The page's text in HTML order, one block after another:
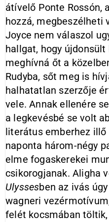
átívelő Ponte Rossón,
hozzá, megbeszélheti
Joyce nem válaszol
hallgat, hogy
meghívná őt a
Rudyba, sőt meg is
halhatatlan szerzője
vele. Annak ellenére
a legkevésbé se volt
literátus emberhez
naponta három-négy
elme fogaskerekei
csikorogjanak. Aligha
Ulyssesben az ivás
wagneri
felét kocsmában töltik,